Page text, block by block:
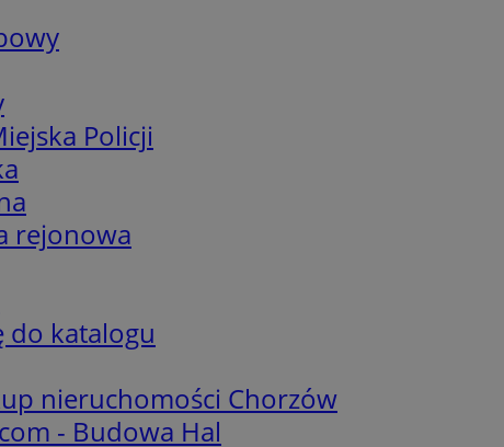
Policji
rejonowa
do katalogu
nieruchomości Chorzów
- Budowa Hal